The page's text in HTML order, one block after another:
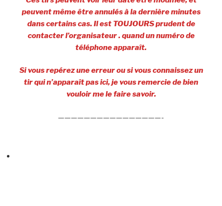
peuvent même être annulés à la dernière minutes
dans certains cas. Il est TOUJOURS prudent de
contacter l’organisateur . quand un numéro de
téléphone apparaît.
Si vous repérez une erreur ou si vous connaissez un
tir qui n’apparaît pas ici, je vous remercie de bien
vouloir me le faire savoir.
————————————————-